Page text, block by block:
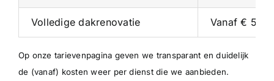
Volledige dakrenovatie Vanaf €
Op onze tarievenpagina geven we transparant en duidelijk
de (vanaf) kosten weer per dienst die we aanbieden.